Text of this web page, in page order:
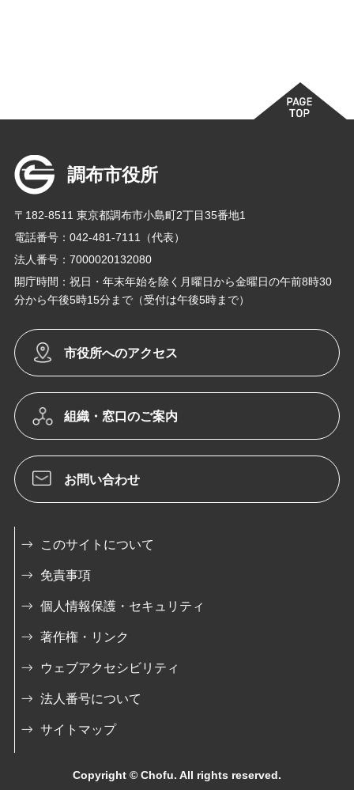
調布市役所
〒182-8511 東京都調布市小島町2丁目35番地1
電話番号：042-481-7111（代表）
法人番号：7000020132080
開庁時間：祝日・年末年始を除く月曜日から金曜日の午前8時30
分から午後5時15分まで（受付は午後5時まで）
市役所へのアクセス
組織・窓口のご案内
お問い合わせ
このサイトについて
免責事項
個人情報保護・セキュリティ
著作権・リンク
ウェブアクセシビリティ
法人番号について
サイトマップ
Copyright © Chofu. All rights reserved.